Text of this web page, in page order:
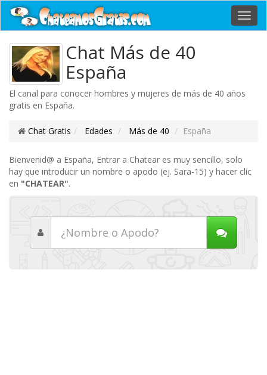
Chat Más de 40
España
El canal para conocer hombres y mujeres de más de 40 años
gratis en España.
Chat Gratis Edades Más de 40 España
Bienvenid@ a España, Entrar a Chatear es muy sencillo, solo
hay que introducir un nombre o apodo (ej. Sara-15) y hacer clic
en "CHATEAR".